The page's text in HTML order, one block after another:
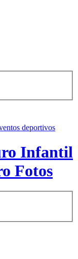
deportivos
Infantil
Fotos